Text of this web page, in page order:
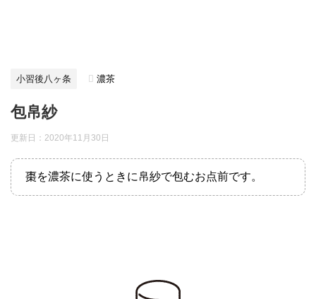
小習後八ヶ条 濃茶
包帛紗
更新日： 2020年11月30日
棗を濃茶に使うときに帛紗で包むお点前です。